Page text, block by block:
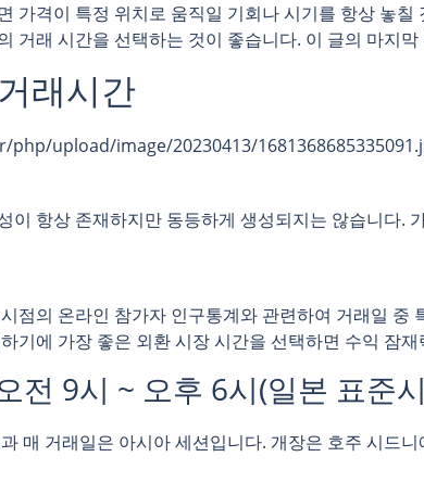
가격이 특정 위치로 움직일 기회나 시기를 항상 놓
거래 시간을 선택하는 것이 좋습니다. 이 글의 마지
래시간
upload/image/20230413/
이 항상 존재하지만 동등하게 생성되지는 않습니다.
점의 온라인 참가자 인구통계와 관련하여 거래일
기에 가장 좋은 외환 시장 시간을 선택하면 수익 잠
전 9시 ~ 오후 6시(일본 표준
매 거래일은 아시아 세션입니다. 개장은 호주 시드